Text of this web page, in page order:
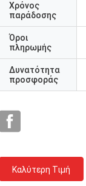
Χρόνος
παράδοσης
Όροι
πληρωμής
Δυνατότητα
προσφοράς
Καλύτερη Τιμή